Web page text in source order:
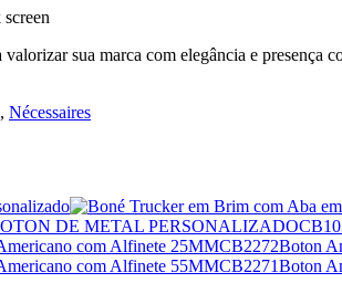
sua marca com elegância e presença
, Nécessaires
CB2272Boton
CB2271Boton